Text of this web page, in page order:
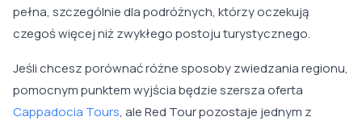
pełna, szczególnie dla podróżnych, którzy oczekują
czegoś więcej niż zwykłego postoju turystycznego.
Jeśli chcesz porównać różne sposoby zwiedzania regionu,
pomocnym punktem wyjścia będzie szersza oferta
Cappadocia Tours, ale Red Tour pozostaje jednym z